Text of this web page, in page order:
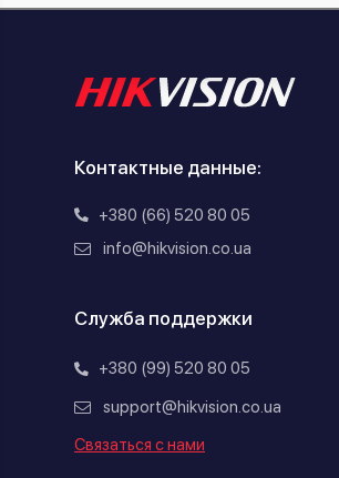
Контактные данные:
+380 (66) 520 80 05
info@hikvision.co.ua
Служба поддержки
+380 (99) 520 80 05
support@hikvision.co.ua
Связаться с нами